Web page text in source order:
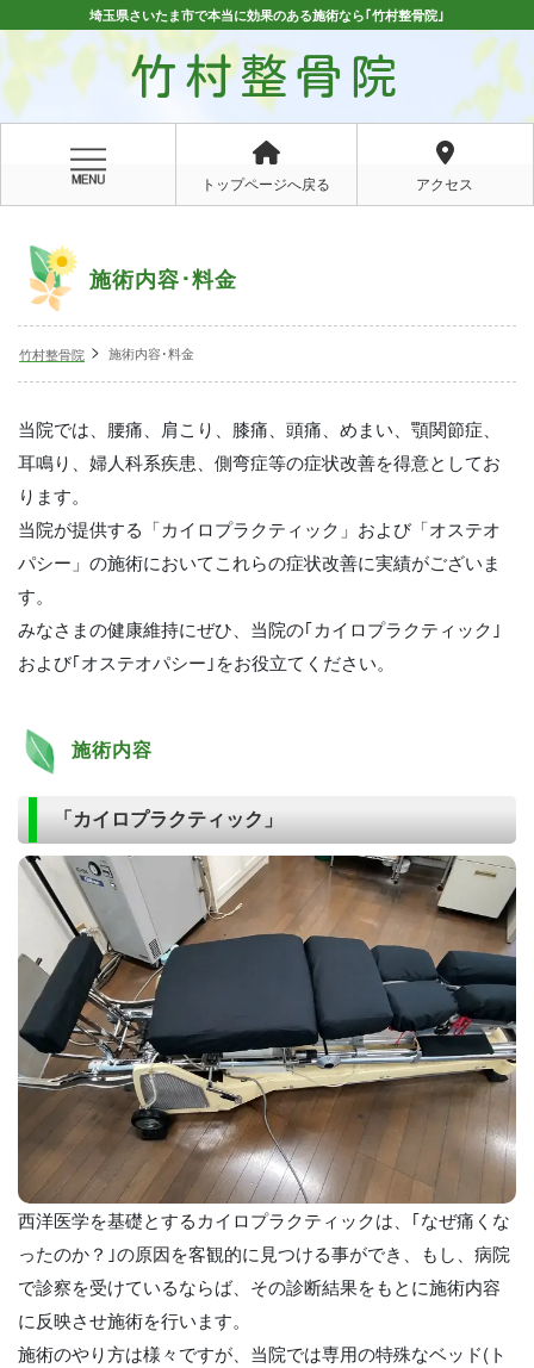
埼玉県さいたま市で本当に効果のある施術なら｢竹村整骨院｣
竹村整骨院
トップページへ戻る アクセス
施術内容･料金
竹村整骨院 施術内容･料金
当院では、腰痛、肩こり、膝痛、頭痛、めまい、顎関節症、
耳鳴り、婦人科系疾患、側弯症等の症状改善を得意としてお
ります。
当院が提供する「カイロプラクティック」および「オステオ
パシー」の施術においてこれらの症状改善に実績がございま
す。
みなさまの健康維持にぜひ、当院の｢カイロプラクティック｣
および｢オステオパシー｣をお役立てください。
施術内容
「カイロプラクティック」
西洋医学を基礎とするカイロプラクティックは、｢なぜ痛くな
ったのか？｣の原因を客観的に見つける事ができ、もし、病院
で診察を受けているならば、その診断結果をもとに施術内容
に反映させ施術を行います。
施術のやり方は様々ですが、当院では専用の特殊なベッド(ト